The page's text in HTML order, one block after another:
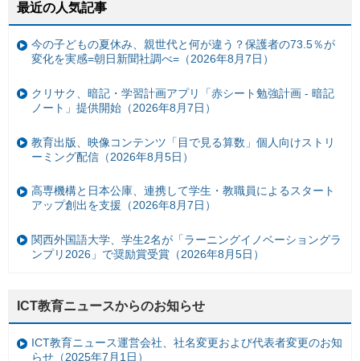
最近の人気記事
今の子どもの夏休み、親世代と何が違う？保護者の73.5％が
変化を実感=朝日新聞社調べ=（2026年8月7日）
クリサク、暗記・学習計画アプリ「赤シート勉強計画 - 暗記
ノート」提供開始（2026年8月7日）
教育出版、映像コンテンツ「目で見る算数」個人向けストリ
ーミング配信（2026年8月5日）
高専機構と日本公庫、連携して学生・教職員によるスタート
アップ創出を支援（2026年8月7日）
関西外国語大学、学生2名が「ラーニングイノベーショングラ
ンプリ2026」で奨励賞受賞（2026年8月5日）
ICT教育ニュースからのお知らせ
ICT教育ニュース運営会社、社名変更および代表者変更のお知
らせ（2025年7月1日）